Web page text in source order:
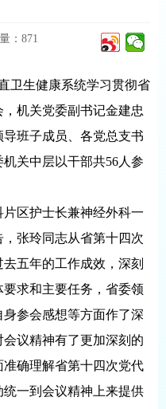
： 871
卫生健康系统学习贯彻省
机关党委副书记金建忠
班子成员、各党总支书
关中层以干部共56人参
区护士长兼神经外科一
张玲同志从省第十四次
五年的工作成效，深刻
求和主要任务，省委领
参会感想等方面作了深
议精神有了更加深刻的
确理解省第十四次党代
一到会议精神上来提供